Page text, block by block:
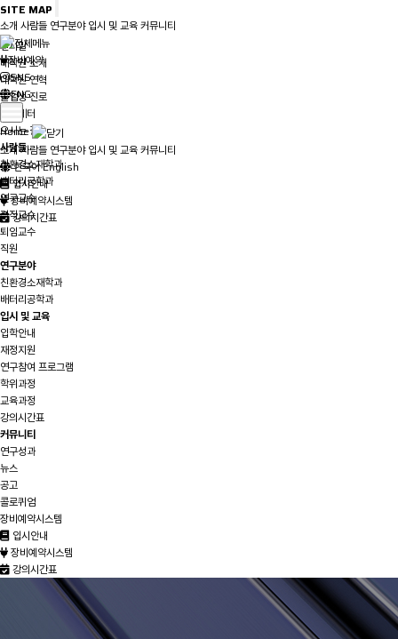
SITE MAP
소개
인사말
대학원 소개
대학원 연혁
졸업생 진로
뉴스레터
오시는 길
사람들
친환경소재학과
배터리공학과
연구교수
겸직교수
퇴임교수
직원
연구분야
친환경소재학과
배터리공학과
입시 및 교육
입학안내
재정지원
연구참여 프로그램
학위과정
교육과정
강의시간표
커뮤니티
연구성과
뉴스
공고
콜로퀴엄
장비예약시스템
입시안내
장비예약시스템
강의시간표
소개 사람들 연구분야 입시 및 교육커뮤니티
장비예약
SNS
ENG
Home
소개사람들 연구분야 입시 및 교육커뮤니티
한국어English
입시안내
장비예약시스템
강의시간표